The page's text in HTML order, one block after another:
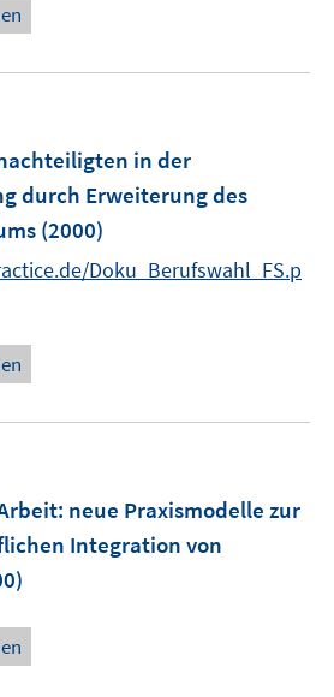
n
in der
durch Erweiterung des
(2000)
Doku_Berufswahl_FS.p
: neue Praxismodelle zur
Integration von